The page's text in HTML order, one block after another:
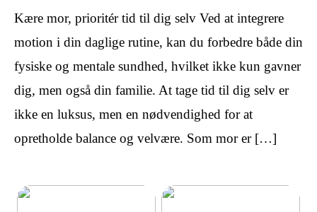
Kære mor, prioritér tid til dig selv Ved at integrere
motion i din daglige rutine, kan du forbedre både din
fysiske og mentale sundhed, hvilket ikke kun gavner
dig, men også din familie. At tage tid til dig selv er
ikke en luksus, men en nødvendighed for at
opretholde balance og velvære. Som mor er […]